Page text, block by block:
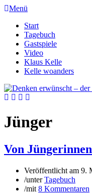
Menü
Start
Tagebuch
Gastspiele
Video
Klaus Kelle
Kelle woanders
Jünger
Von
Veröffentlicht am 9.
/unterTagebuch
/mit 8 Kommentaren